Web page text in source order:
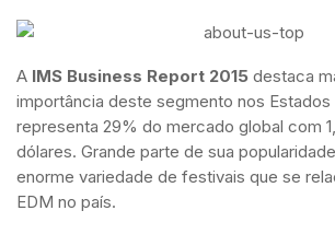
A IMS Business Report 2015 destaca
importância deste segmento nos Estados
representa 29% do mercado global com
dólares. Grande parte de sua
enorme variedade de festivais que se
EDM no país.